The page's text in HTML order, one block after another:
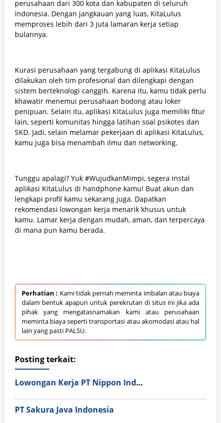
perusahaan dari 300 kota dan kabupaten di seluruh
Indonesia. Dengan jangkauan yang luas, KitaLulus
memproses lebih dari 3 juta lamaran kerja setiap
bulannya.
Kurasi perusahaan yang tergabung di aplikasi KitaLulus
dilakukan oleh tim profesional dan dilengkapi dengan
sistem berteknologi canggih. Karena itu, kamu tidak perlu
khawatir menemui perusahaan bodong atau loker
penipuan. Selain itu, aplikasi KitaLulus juga memiliki fitur
lain, seperti komunitas hingga latihan soal psikotes dan
SKD. Jadi, selain melamar pekerjaan di aplikasi KitaLulus,
kamu juga bisa menambah ilmu dan networking.
Tunggu apalagi? Yuk #WujudkanMimpi, segera instal
aplikasi KitaLulus di handphone kamu! Buat akun dan
lengkapi profil kamu sekarang juga. Dapatkan
rekomendasi lowongan kerja menarik khusus untuk
kamu. Lamar kerja dengan mudah, aman, dan terpercaya
di mana pun kamu berada.
Perhatian : Kami tidak pernah meminta imbalan atau biaya
dalam bentuk apapun untuk perekrutan di situs ini jika ada
pihak yang mengatasnamakan kami atau perusahaan
meminta biaya seperti transportasi atau akomodasi atau hal
lain yang pasti PALSU.
Posting terkait:
Lowongan Kerja PT Nippon Indosari Corpindo Tbk. Bulan Agustus 2026
PT Sakura Java Indonesia